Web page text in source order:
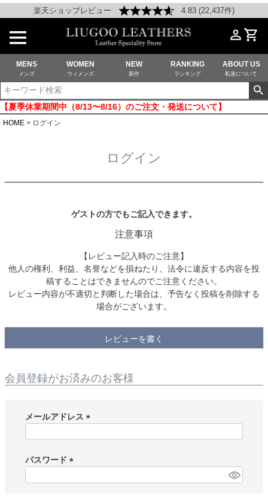
楽天ショップレビュー 4.83 (22,437件)
MENS
メンズ
WOMEN
ウィメンズ
NEW
新作
RANKING
ランキング
ABOUT US
私達について
【夏季休業期間中（8/13〜8/16）のご注文・発送について】
HOME ログイン
ログイン
ゲストの方でもご記入できます。
注意事項
【レビュー記入時のご注意】
他人の権利、利益、名誉などを損ねたり、法令に違反する内容を投
稿することはできませんのでご注意ください。
レビュー内容が不適切と判断した場合は、予告なく投稿を削除する
場合がございます。
レビューを書く
会員登録がお済みのお客様
メールアドレス
)
パスワード